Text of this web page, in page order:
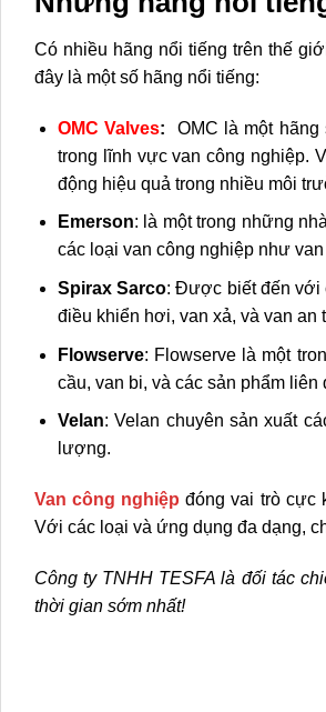
Có nhiều hãng nổi tiếng trên thế
đây là một số hãng nổi tiếng:
OMC Valves: OMC là một
trong lĩnh vực van công nghiệp.
động hiệu quả trong nhiều môi
Emerson: là một trong những
các loại van công nghiệp như
Spirax Sarco: Được biết đến với
điều khiển hơi, van xả, và van
Flowserve: Flowserve là một
cầu, van bi, và các sản phẩm
Velan: Velan chuyên sản xuất
lượng.
Van công nghiệp đóng vai trò cực
Với các loại và ứng dụng đa dạng,
Công ty TNHH TESFA là đối tác
thời gian sớm nhất!